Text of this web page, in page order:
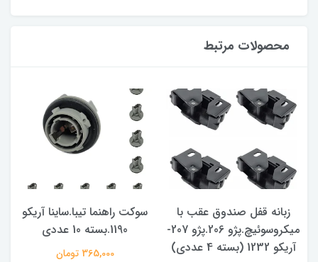
محصولات مرتبط
زبانه قفل صندوق عقب با
میکروسوئیچ.پژو 206.پژو 207-
آریکو 1232 (بسته 4 عددی)
سوکت راهنما تیبا.ساینا آریکو
1190.بسته 10 عددی
365,000 تومان